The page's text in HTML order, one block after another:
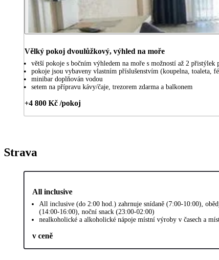
Vělký pokoj dvoulůžkový, výhled na moře
větší pokoje s bočním výhledem na moře s možností až 2 přistýlek
pokoje jsou vybaveny vlastním příslušenstvím (koupelna, toaleta,
minibar doplňován vodou
setem na přípravu kávy/čaje, trezorem zdarma a balkonem
+4 800 Kč /pokoj
Strava
All inclusive
All inclusive (do 2:00 hod.) zahrnuje snídaně (7:00-10:00),
(14:00-16:00), noční snack (23:00-02:00)
nealkoholické a alkoholické nápoje místní výroby v časech a
v ceně